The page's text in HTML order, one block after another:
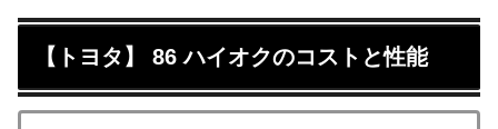
【トヨタ】 86 ハイオクのコストと性能